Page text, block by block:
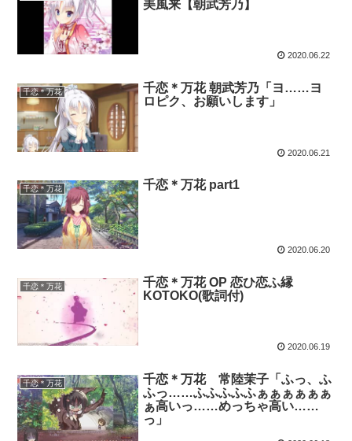
美風来【朝武芳乃】
2020.06.22
千恋＊万花
千恋＊万花 朝武芳乃「ヨ……ヨ
ロピク、お願いします」
2020.06.21
千恋＊万花 千恋＊万花 part1
2020.06.20
千恋＊万花
千恋＊万花 OP 恋ひ恋ふ縁
KOTOKO(歌詞付)
2020.06.19
千恋＊万花
千恋＊万花 常陸茉子「ふっ、ふ
ふっ……ふふふふふぁぁぁぁぁぁ
ぁ高いっ……めっちゃ高い……
っ」